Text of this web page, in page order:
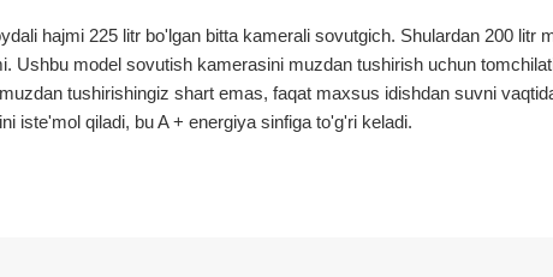
hajmi 225 litr bo'lgan bitta kamerali sovutgich. Shulardan 200 litr
Ushbu model sovutish kamerasini muzdan tushirish uchun
tushirishingiz shart emas, faqat maxsus idishdan suvni
iste'mol qiladi, bu A + energiya sinfiga to'g'ri keladi.